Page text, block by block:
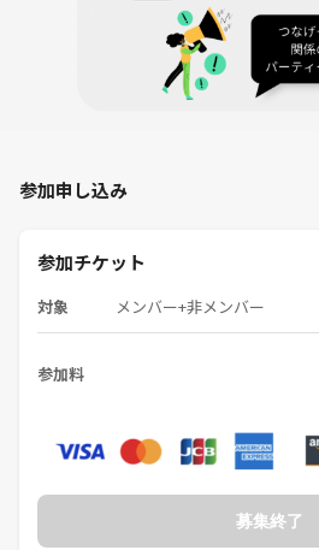
にしてもらえると嬉しいです！
軽く自己紹介です👇️
ことをしています。
結局自分の中にしか悩みの原因もないし
からです。
今まで見つかってなかった悩みの解決は
実にできます！
実際には何十時間も何日もかけて深掘り
この会でお話していくことで少し心を楽
けにはなるんじゃないかと思ってます！
見てくれたあなた、一歩踏み出してみませ
参加申し込み
参加チケット
対象 メンバー+非メンバー
参加料
募集終了